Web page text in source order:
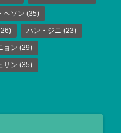
ヘソン (35)
ハン・ジニ (23)
ョン (29)
サン (35)